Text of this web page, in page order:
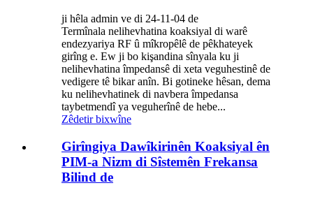
ji hêla admin ve di 24-11-04 de
Termînala nelihevhatina koaksiyal di warê
endezyariya RF û mîkropêlê de pêkhateyek
girîng e. Ew ji bo kişandina sînyala ku ji
nelihevhatina împedansê di xeta veguhestinê de
vedigere tê bikar anîn. Bi gotineke hêsan, dema
ku nelihevhatinek di navbera împedansa
taybetmendî ya veguherînê de hebe...
Zêdetir bixwîne
Girîngiya Dawîkirinên Koaksiyal ên
PIM-a Nizm di Sîstemên Frekansa
Bilind de